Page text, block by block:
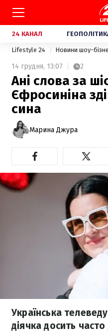
24 КАНАЛ
Lifestyle 24 Новини шоу-
14 грудня, 13:07 2
Ані слова за
Єфросиніна
сина
Марина Джура
Українська
діячка досить